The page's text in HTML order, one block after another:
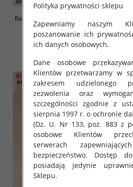
Balerinki/ Espadryle damskie Roz
36-41, 1 kolor Paczka 8 szt
61.00 zł
Polityka prywatności sklepu
Zapewniamy naszym
poszanowanie ich
ich danych osobowych.
Dane osobowe
Klientów przetwarzamy w
zakresem udzielonego
zezwolenia oraz
szczególności zgodnie z
sierpnia 1997 r. o ochronie
(Dz. U. Nr 133, poz. 883 z
osobowe Klientów
serwerach
bezpieczeństwo. Dostęp
posiadają jedynie
Sklepu.